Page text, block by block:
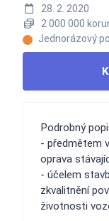
28. 2. 2020
2 000 000
Jednorázový
Podrobný
- předmětem
oprava
- účelem
zkvalitnění
životnosti